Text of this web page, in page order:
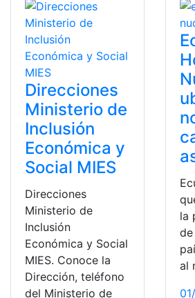
Direcciones
Ministerio de
Inclusión
Económica y
Social MIES
Direcciones
Ministerio de
Inclusión
Económica y Social
MIES. Conoce la
Dirección, teléfono
del Ministerio de
la
de
al